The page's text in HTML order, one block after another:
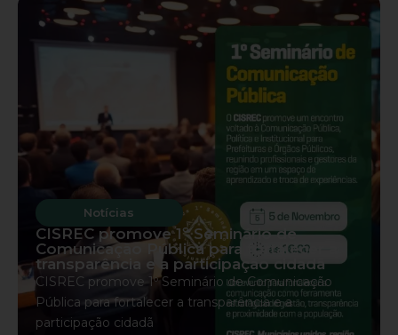
Notícias
CISREC promove 1º Seminário de
Comunicação Pública para fortalecer a
transparência e a participação cidadã
CISREC promove 1º Seminário de Comunicação
Pública para fortalecer a transparência e a
participação cidadã